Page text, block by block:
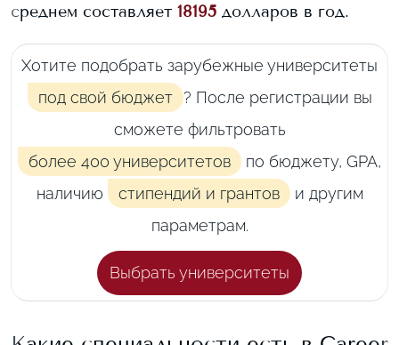
среднем составляет 18195 долларов в год.
Хотите подобрать зарубежные университеты
под свой бюджет ? После регистрации вы
сможете фильтровать
более 400 университетов
по бюджету, GPA,
наличию
стипендий и грантов и другим
параметрам.
Выбрать университеты